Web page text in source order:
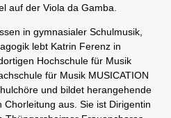
auf der Viola da Gamba.
in gymnasialer Schulmusik,
lebt Katrin Ferenz in
Hochschule für Musik
für Musik MUSICATION
und bildet herangehende
aus. Sie ist Dirigentin